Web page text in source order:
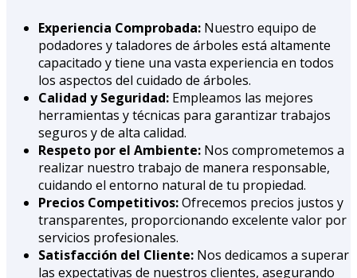
Experiencia Comprobada: Nuestro equipo de
podadores y taladores de árboles está altamente
capacitado y tiene una vasta experiencia en todos
los aspectos del cuidado de árboles.
Calidad y Seguridad: Empleamos las mejores
herramientas y técnicas para garantizar trabajos
seguros y de alta calidad.
Respeto por el Ambiente: Nos comprometemos a
realizar nuestro trabajo de manera responsable,
cuidando el entorno natural de tu propiedad.
Precios Competitivos:Ofrecemos precios justos y
transparentes, proporcionando excelente valor por
servicios profesionales.
Satisfacción del Cliente: Nos dedicamos a superar
las expectativas de nuestros clientes, asegurando